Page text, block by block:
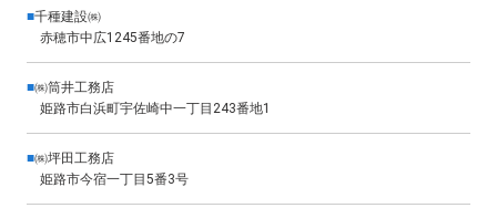
■千種建設㈱
赤穂市中広1245番地の7
■㈱筒井工務店
姫路市白浜町宇佐崎中一丁目243番地1
■㈱坪田工務店
姫路市今宿一丁目5番3号